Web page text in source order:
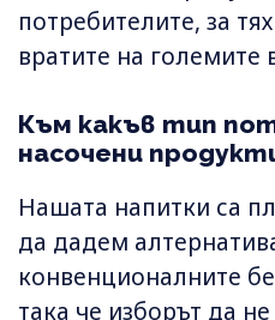
потребителите, за
вратите на големите
Към какъв тип
насочени
Нашата напитки са
да дадем
конвенционалните
така че изборът да